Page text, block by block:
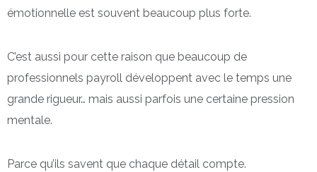
émotionnelle est souvent beaucoup plus forte.
C’est aussi pour cette raison que beaucoup de
professionnels payroll développent avec le temps une
grande rigueur… mais aussi parfois une certaine pression
mentale.
Parce qu’ils savent que chaque détail compte.